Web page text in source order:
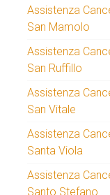
Assistenza
San Mamolo
Assistenza
San Ruffillo
Assistenza
San Vitale
Assistenza
Santa Viola
Assistenza
Santo Stefano